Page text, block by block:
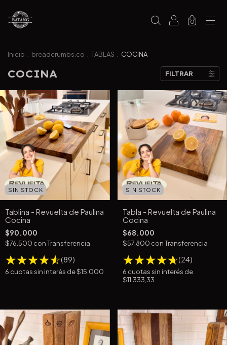
0
Inicio breadcrumbs.co TABLAS COCINA
COCINA FILTRAR
SIN STOCK
Tablina - Revuelta de Paulina
Cocina
$90.000
$76.500 conTransferencia
(89)
6 cuotas sin interés de$15.000
SIN STOCK
Tabla - Revuelta de Paulina
Cocina
$68.000
$57.800 conTransferencia
(24)
6 cuotas sin interés de
$11.333,33